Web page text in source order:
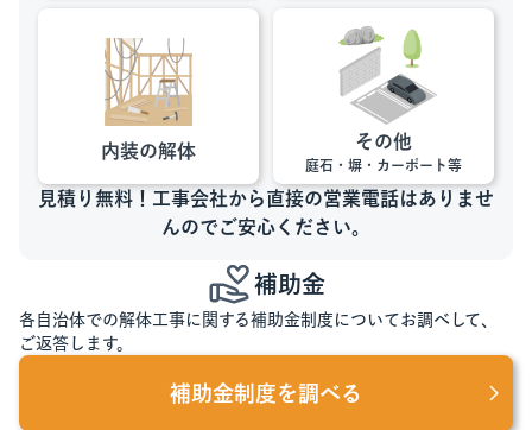
内装の解体 その他
庭石・塀・カーポート等
見積り無料！工事会社から直接の営業電話はありませ
んのでご安心ください。
補助金
各自治体での解体工事に関する補助金制度についてお調べして、
ご返答します。
補助金制度を調べる